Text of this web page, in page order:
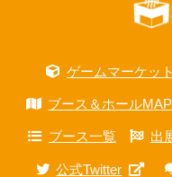
ゲームマーケッ
ブース＆ホールMAP
ブース一覧 出
公式Twitter